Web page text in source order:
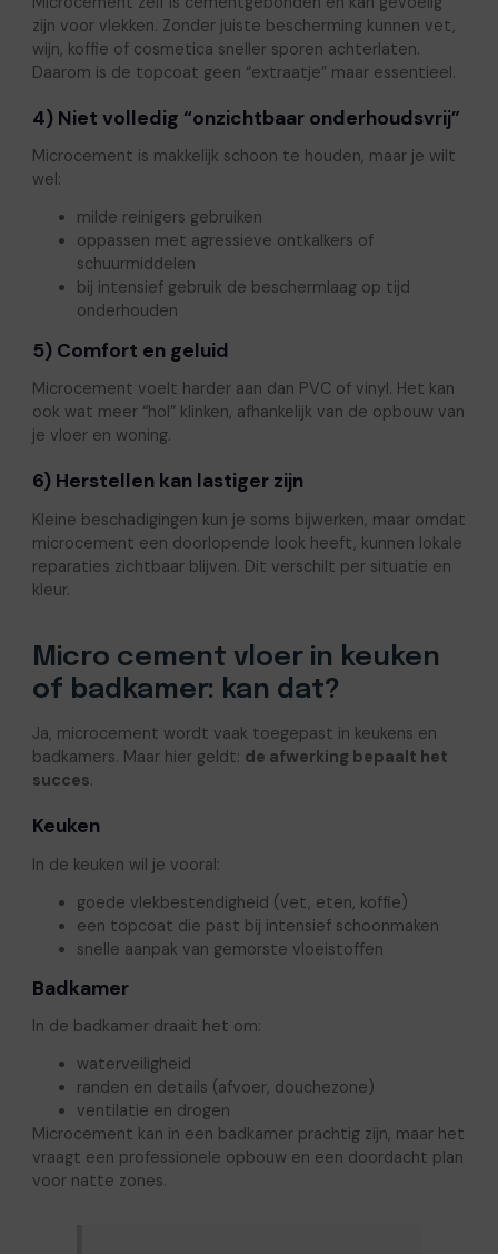
zijn voor vlekken. Zonder juiste bescherming kunnen vet,
wijn, koffie of cosmetica sneller sporen achterlaten.
Daarom is de topcoat geen “extraatje” maar essentieel.
4) Niet volledig “onzichtbaar onderhoudsvrij”
Microcement is makkelijk schoon te houden, maar je wilt
wel:
milde reinigers gebruiken
oppassen met agressieve ontkalkers of
schuurmiddelen
bij intensief gebruik de beschermlaag op tijd
onderhouden
5) Comfort en geluid
Microcement voelt harder aan dan PVC of vinyl. Het kan
ook wat meer “hol” klinken, afhankelijk van de opbouw van
je vloer en woning.
6) Herstellen kan lastiger zijn
Kleine beschadigingen kun je soms bijwerken, maar omdat
microcement een doorlopende look heeft, kunnen lokale
reparaties zichtbaar blijven. Dit verschilt per situatie en
kleur.
Micro cement vloer in keuken
of badkamer: kan dat?
Ja, microcement wordt vaak toegepast in keukens en
badkamers. Maar hier geldt: de afwerking bepaalt het
succes.
Keuken
In de keuken wil je vooral:
goede vlekbestendigheid (vet, eten, koffie)
een topcoat die past bij intensief schoonmaken
snelle aanpak van gemorste vloeistoffen
Badkamer
In de badkamer draait het om:
waterveiligheid
randen en details (afvoer, douchezone)
ventilatie en drogen
Microcement kan in een badkamer prachtig zijn, maar het
vraagt een professionele opbouw en een doordacht plan
voor natte zones.